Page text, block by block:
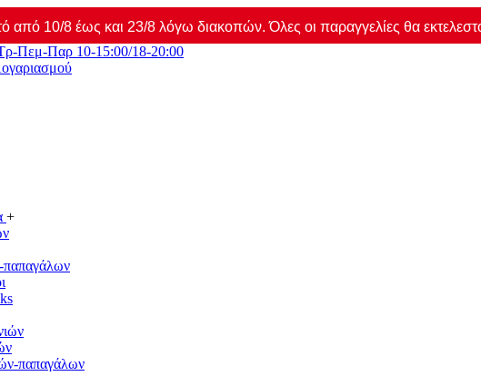
από 10/8 έως και 23/8 λόγω διακοπών. Όλες οι παραγγελίες θα
Πεμ-Παρ 10-15:00/18-20:00
+
παπαγάλων
παπαγάλων